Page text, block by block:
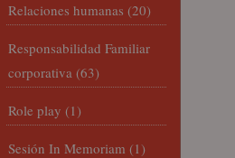
Relaciones humanas (20)
Responsabilidad Familiar
corporativa (63)
Role play (1)
Sesión In Memoriam (1)